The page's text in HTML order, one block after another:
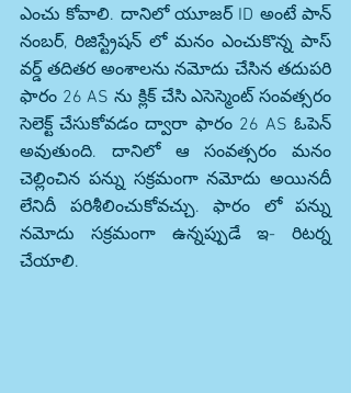
ఎంచు కోవాలి. దానిలో యూజర్ ID అంటే పాన్
నంబర్, రిజిస్ట్రేషన్ లో మనం ఎంచుకొన్న పాస్
వర్డ్ తదితర అంశాలను నమోదు చేసిన తదుపరి
ఫారం 26 AS ను క్లిక్ చేసి ఎసెస్మెంట్ సంవత్సరం
సెలెక్ట్ చేసుకోవడం ద్వారా ఫారం 26 AS ఓపెన్
అవుతుంది. దానిలో ఆ సంవత్సరం మనం
చెల్లించిన పన్ను సక్రమంగా నమోదు అయినదీ
లేనిదీ పరిశీలించుకోవచ్చు. ఫారం లో పన్ను
నమోదు సక్రమంగా ఉన్నప్పుడే ఇ- రిటర్న
చేయాలి.